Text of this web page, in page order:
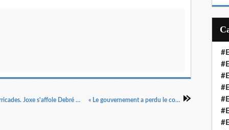
« Comment de Gaulle a capitulé La nuit des barricades. Joxe s'affole Debré menace la radio. Une répression sauvage. De Gaulle désemparé La Sorbonne livrée à l'anarchie », Minute, 16/5/1968. « Le gouvernement a perdu le contrôle de ses Facultés », Le Canard enchainé, 8/5/1968.